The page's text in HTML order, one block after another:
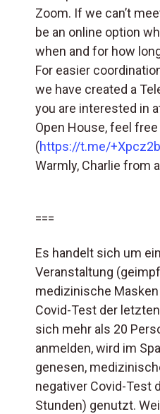
Zoom. If we can’t
be an online option
when and for how
For easier
we have created a
you are interested in
Open House, feel
(https://t.me/
Warmly, Charlie from
===
Es handelt sich um
Veranstaltung
medizinische
Covid-Test der
sich mehr als 20
anmelden, wird im
genesen,
negativer Covid-Test
Stunden) genutzt.